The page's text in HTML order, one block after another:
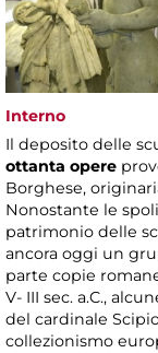
Interno
Il deposito delle
ottanta opere
Borghese,
Nonostante le
patrimonio delle
ancora oggi un
parte copie
V- III sec. a.C.,
del cardinale
collezionismo